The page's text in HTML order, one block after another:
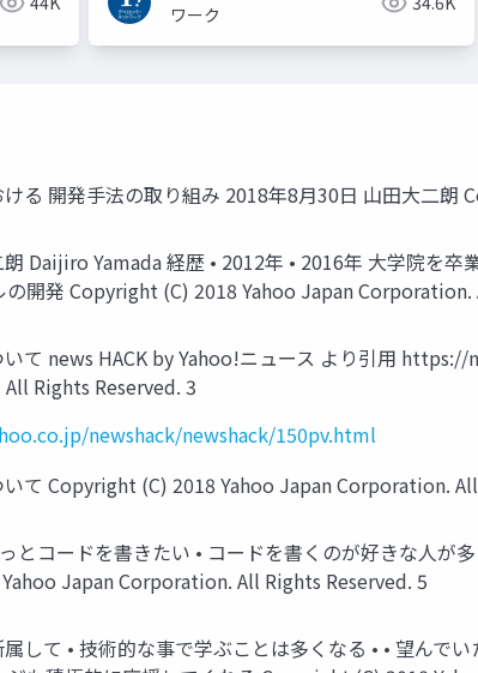
ワーク
る 開発手法の取り組み 2018年8月30日 山田大二
Daijiro Yamada 経歴 • 2012年 • 2016年 大学院を
の開発 Copyright (C) 2018 Yahoo Japan
て news HACK by Yahoo!ニュース より引用
Rights Reserved. 3
newshack/newshack/150pv.html
て Copyright (C) 2018 Yahoo Japan Corporation.
とコードを書きたい • コードを書くのが好きな人
Japan Corporation. All Rights Reserved. 5
して • 技術的な事で学ぶことは多くなる • • 望んで